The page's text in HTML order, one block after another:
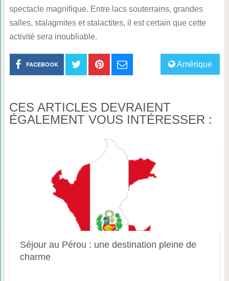
spectacle magnifique. Entre lacs souterrains, grandes
salles, stalagmites et stalactites, il est certain que cette
activité sera inoubliable.
Amérique
FACEBOOK
CES ARTICLES DEVRAIENT
ÉGALEMENT VOUS INTÉRESSER :
Séjour au Pérou : une destination pleine de
charme